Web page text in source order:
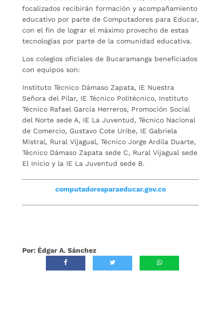
focalizados recibirán formación y acompañamiento
educativo por parte de Computadores para Educar,
con el fin de lograr el máximo provecho de estas
tecnologías por parte de la comunidad educativa.
Los colegios oficiales de Bucaramanga beneficiados
con equipos son:
Instituto Técnico Dámaso Zapata, IE Nuestra
Señora del Pilar, IE Técnico Politécnico, Instituto
Técnico Rafael García Herreros, Promoción Social
del Norte sede A, IE La Juventud, Técnico Nacional
de Comercio, Gustavo Cote Uribe, IE Gabriela
Mistral, Rural Vijagual, Técnico Jorge Ardila Duarte,
Técnico Dámaso Zapata sede C, Rural Vijagual sede
El Inicio y la IE La Juventud sede B.
computadoresparaeducar.gov.co
Por: Édgar A. Sánchez